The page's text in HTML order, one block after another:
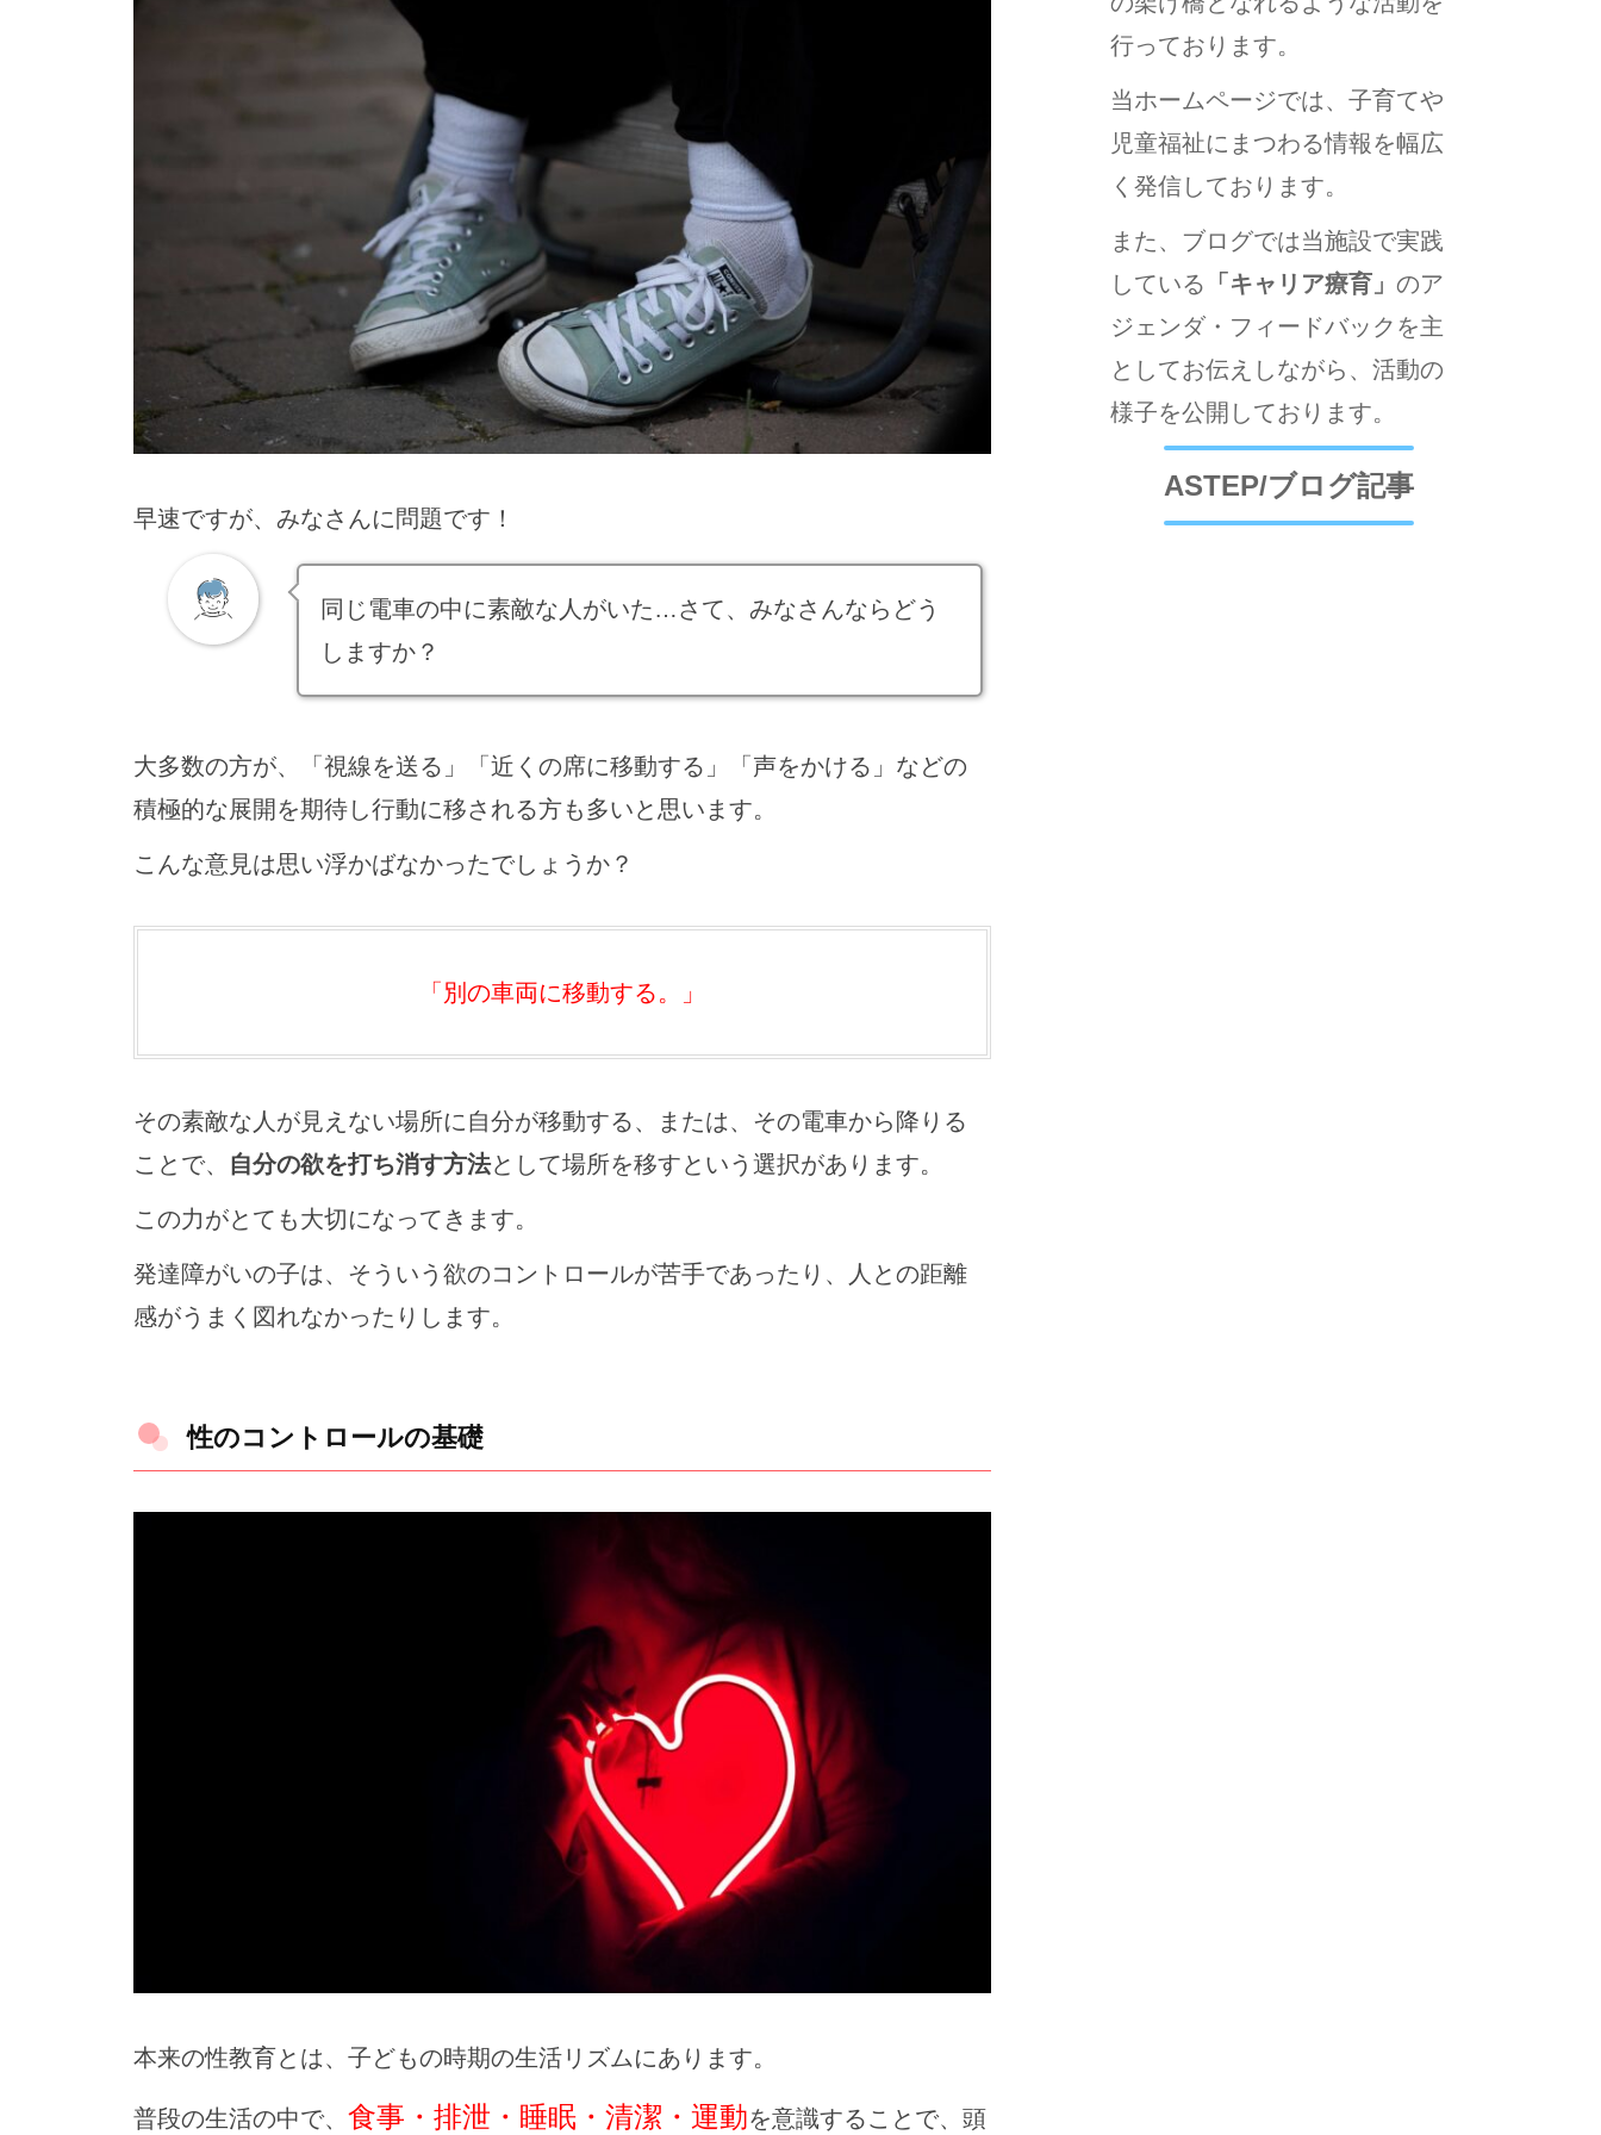
早速ですが、みなさんに問題です！
同じ電車の中に素敵な人がいた…さて、みなさんならどう
しますか？
大多数の方が、「視線を送る」「近くの席に移動する」「声をかける」などの
積極的な展開を期待し行動に移される方も多いと思います。
こんな意見は思い浮かばなかったでしょうか？
「別の車両に移動する。」
その素敵な人が見えない場所に自分が移動する、または、その電車から降りる
ことで、 自分の欲を打ち消す方法として場所を移すという選択があります。
この力がとても大切になってきます。
発達障がいの子は、そういう欲のコントロールが苦手であったり、人との距離
感がうまく図れなかったりします。
性のコントロールの基礎
本来の性教育とは、子どもの時期の生活リズムにあります。
普段の生活の中で、 食事・排泄・睡眠・清潔・運動を意識することで、頭
行っております。
当ホームページでは、子育てや
児童福祉にまつわる情報を幅広
く発信しております。
また、ブログでは当施設で実践
している 「キャリア療育」のア
ジェンダ・フィードバックを主
としてお伝えしながら、活動の
様子を公開しております。
ASTEP/ブログ記事